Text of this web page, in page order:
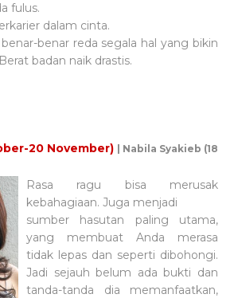
fulus.
dalam cinta.
benar reda segala hal yang bikin
badan naik drastis.
20 November)
| Nabila Syakieb (18
Rasa ragu bisa merusak
kebahagiaan. Juga menjadi
sumber hasutan paling utama,
yang membuat Anda merasa
tidak lepas dan seperti dibohongi.
Jadi sejauh belum ada bukti dan
tanda-tanda dia memanfaatkan,